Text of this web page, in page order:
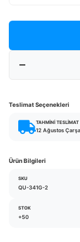
Teslimat Seçenekleri
TAHMINI TESLIMAT
12 Ağustos
Ürün Bilgileri
SKU
QU-341G-2
STOK
+50